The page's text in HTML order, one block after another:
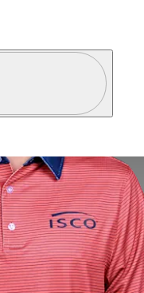
Profile / PGA Tour Pass Logo